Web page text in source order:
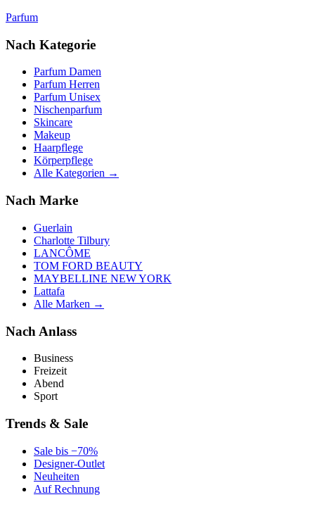
Parfum
Nach Kategorie
Parfum Damen
Parfum Herren
Parfum Unisex
Nischenparfum
Skincare
Makeup
Haarpflege
Körperpflege
Alle Kategorien →
Nach Marke
Guerlain
Charlotte Tilbury
LANCÔME
TOM FORD BEAUTY
MAYBELLINE NEW YORK
Lattafa
Alle Marken →
Nach Anlass
Business
Freizeit
Abend
Sport
Trends & Sale
Sale bis −70%
Designer-Outlet
Neuheiten
Auf Rechnung